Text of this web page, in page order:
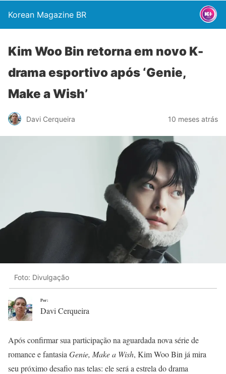
Korean Magazine BR
Kim Woo Bin retorna em novo K-
drama esportivo após ‘Genie,
Make a Wish’
Davi Cerqueira 10 meses atrás
Foto: Divulgação
Por:
Davi Cerqueira
Após confirmar sua participação na aguardada nova série de
romance e fantasia Genie, Make a Wish, Kim Woo Bin já mira
seu próximo desafio nas telas: ele será a estrela do drama